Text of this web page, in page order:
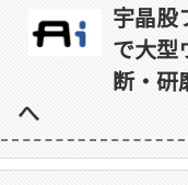
宇晶股
で大型
断・研
へ